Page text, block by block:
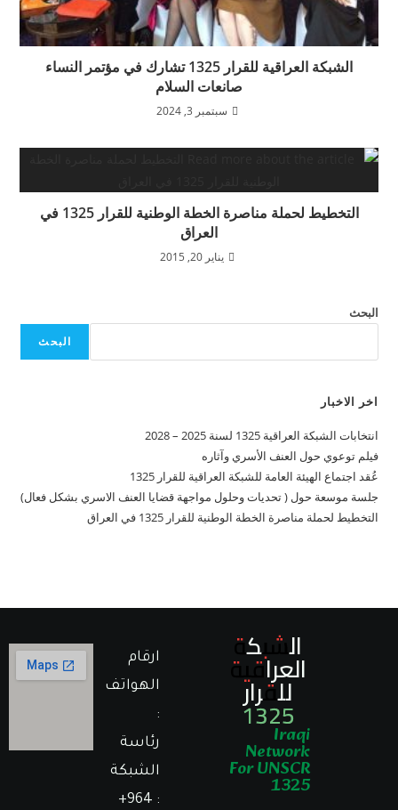
الشبكة العراقية للقرار 1325 تشارك في مؤتمر النساء
صانعات السلام
سبتمبر 3, 2024
التخطيط لحملة مناصرة الخطة الوطنية للقرار 1325 في
العراق
يناير 20, 2015
البحث
الاخبار
الشبكة العراقية 1325 لسنة 2025 – 2028
توعوي حول العنف الأسري وآثاره
اجتماع الهيئة العامة للشبكة العراقية للقرار 1325
موسعة حول ( تحديات وحلول مواجهة قضايا العنف الاسري بشكل فعال)
لحملة مناصرة الخطة الوطنية للقرار 1325 في العراق
الشبكة
العراقية
للقرار
1325Iraqi
Network
For UNSCR
1325
الهواتف
رئاسة
الشبكة
: ⁦+964